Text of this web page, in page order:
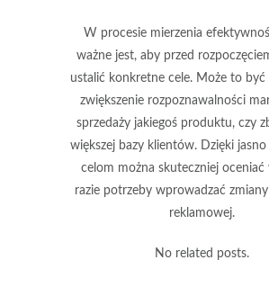
W procesie mierzenia
ważne jest, aby przed
ustalić konkretne cele. Może to być
zwiększenie rozpoznawalności
sprzedaży jakiegoś produktu, czy
większej bazy klientów. Dzięki
celom można skuteczniej
razie potrzeby wprowadzać
reklamowej.
No related posts.